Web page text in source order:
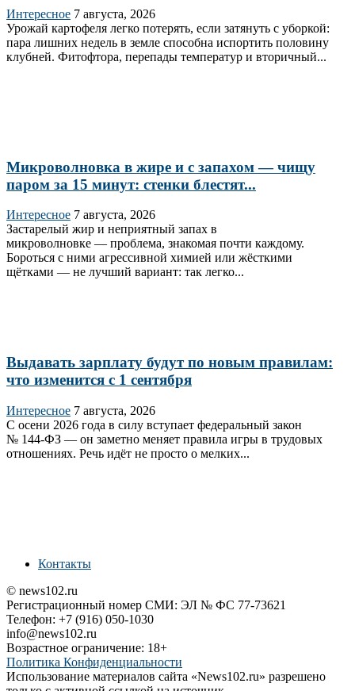
Интересное 7 августа, 2026
Урожай картофеля легко потерять, если затянуть с уборкой:
пара лишних недель в земле способна испортить половину
клубней. Фитофтора, перепады температур и вторичный...
Микроволновка в жире и с запахом — чищу
паром за 15 минут: стенки блестят...
Интересное 7 августа, 2026
Застарелый жир и неприятный запах в
микроволновке — проблема, знакомая почти каждому.
Бороться с ними агрессивной химией или жёсткими
щётками — не лучший вариант: так легко...
Выдавать зарплату будут по новым правилам:
что изменится с 1 сентября
Интересное 7 августа, 2026
С осени 2026 года в силу вступает федеральный закон
№ 144‑ФЗ — он заметно меняет правила игры в трудовых
отношениях. Речь идёт не просто о мелких...
Контакты
© news102.ru
Регистрационный номер СМИ: ЭЛ № ФС 77-73621
Телефон: +7 (916) 050-1030
info@news102.ru
Возрастное ограничение: 18+
Политика Конфиденциальности
Использование материалов сайта «News102.ru» разрешено